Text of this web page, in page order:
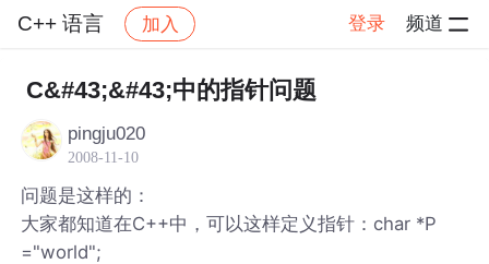
C++ 语言 加入 登录 频道
社区 C++ 语言 帖子详情
C&#43;&#43;中的指针问题
pingju020
2008-11-10
问题是这样的：
大家都知道在C++中，可以这样定义指针：char *P
="world";